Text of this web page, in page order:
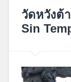
15,
2018
วัดหวังต้
Sin